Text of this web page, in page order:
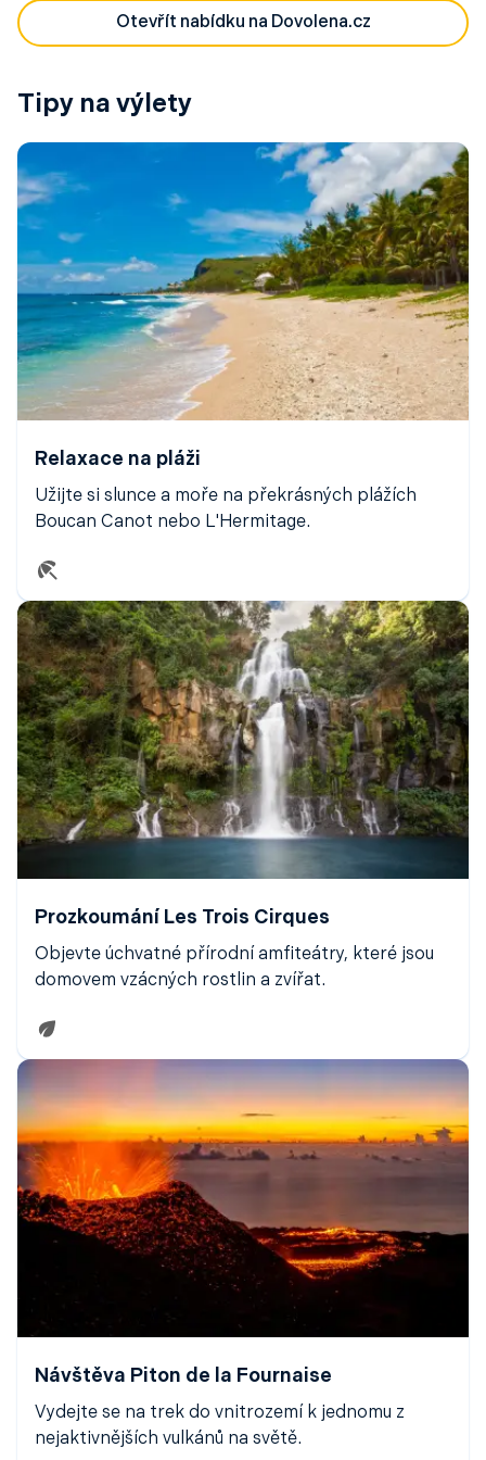
Otevřít nabídku na Dovolena.cz
Tipy na výlety
Relaxace na pláži
Užijte si slunce a moře na překrásných plážích
Boucan Canot nebo L'Hermitage.
Prozkoumání Les Trois Cirques
Objevte úchvatné přírodní amfiteátry, které jsou
domovem vzácných rostlin a zvířat.
Návštěva Piton de la Fournaise
Vydejte se na trek do vnitrozemí k jednomu z
nejaktivnějších vulkánů na světě.